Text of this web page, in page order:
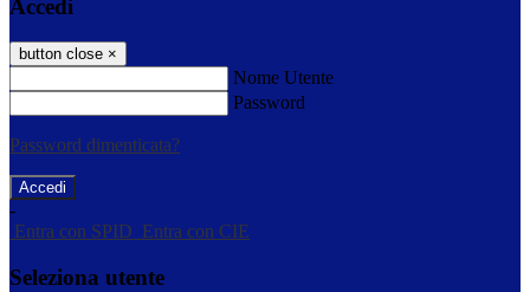
Accedi
button close ×
Nome Utente
Password
Password dimenticata?
-
Entra con SPID Entra con CIE
Seleziona utente